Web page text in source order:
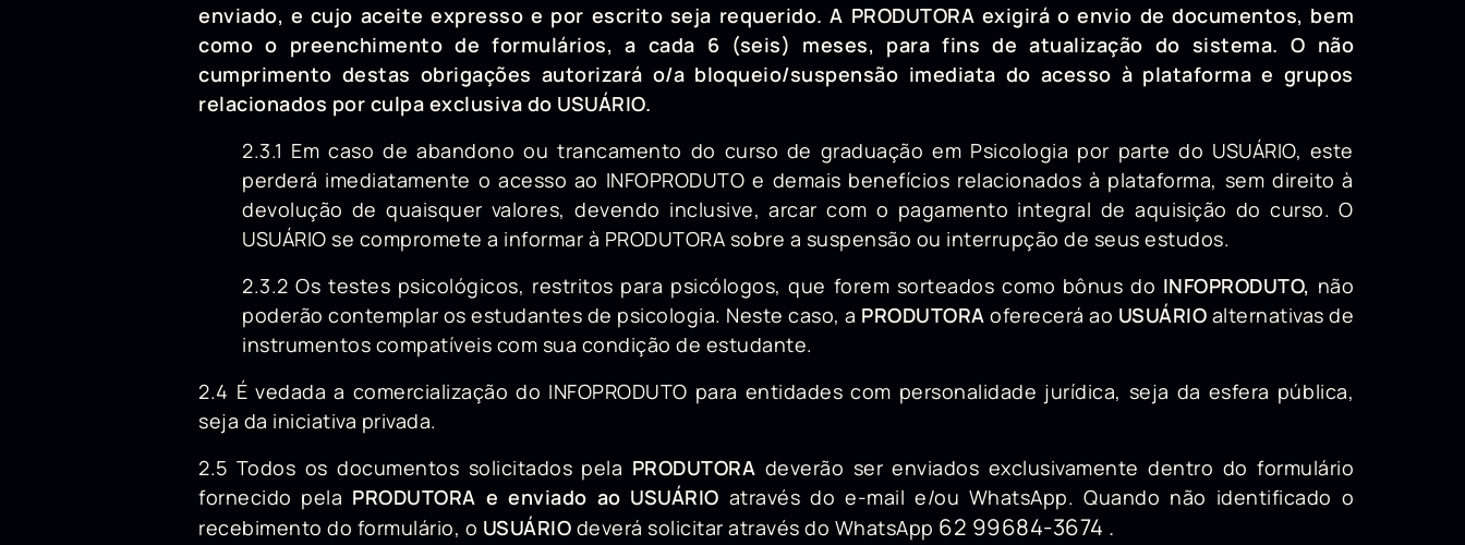
enviado, e cujo aceite expresso e por escrito seja requerido. A PRODUTORA exigirá o envio de documentos, bem
como o preenchimento de formulários, a cada 6 (seis) meses, para fins de atualização do sistema. O não
cumprimento destas obrigações autorizará o/a bloqueio/suspensão imediata do acesso à plataforma e grupos
relacionados por culpa exclusiva do USUÁRIO.
2.3.1 Em caso de abandono ou trancamento do curso de graduação em Psicologia por parte do USUÁRIO, este
perderá imediatamente o acesso ao INFOPRODUTO e demais benefícios relacionados à plataforma, sem direito à
devolução de quaisquer valores, devendo inclusive, arcar com o pagamento integral de aquisição do curso. O
USUÁRIO se compromete a informar à PRODUTORA sobre a suspensão ou interrupção de seus estudos.
2.3.2 Os testes psicológicos, restritos para psicólogos, que forem sorteados como bônus do INFOPRODUTO, não
poderão contemplar os estudantes de psicologia. Neste caso, a PRODUTORA oferecerá ao USUÁRIO alternativas de
instrumentos compatíveis com sua condição de estudante.
2.4 É vedada a comercialização do INFOPRODUTO para entidades com personalidade jurídica, seja da esfera pública,
seja da iniciativa privada.
2.5 Todos os documentos solicitados pela PRODUTORA deverão ser enviados exclusivamente dentro do formulário
fornecido pela PRODUTORA e enviado ao USUÁRIO através do e-mail e/ou WhatsApp. Quando não identificado o
recebimento do formulário, o USUÁRIO deverá solicitar através do WhatsApp 62 99684-3674 .